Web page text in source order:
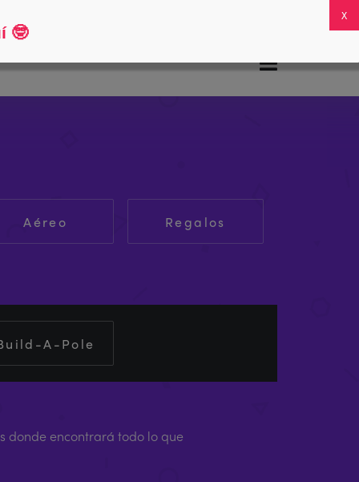
Aéreo Regalos
A-Pole
donde encontrará todo lo que
🤓